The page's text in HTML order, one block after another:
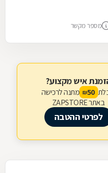
מספר מקשר
איש מקצוע?
50
₪ מתנה לרכישה
באתר ZAPSTORE
לפרטי ההטבה